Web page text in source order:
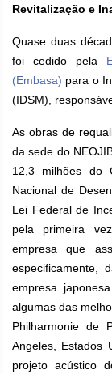
Revitalização e
Quase duas
foi cedido pela
(Embasa) para o
(IDSM),
As obras de
da sede do
12,3 milhões do
Nacional de
Lei Federal de
pela primeira
empresa que
especificamente,
empresa
algumas das
Philharmonie de
Angeles, Estados
projeto acústico